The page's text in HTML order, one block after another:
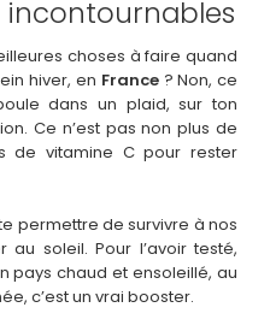
incontournables
choses à faire quand
hiver, en France? Non, ce
dans un plaid, sur ton
Ce n’est pas non plus de
de vitamine C pour rester
permettre de survivre à nos
au soleil. Pour l’avoir testé,
pays chaud et ensoleillé, au
c’est un vrai booster.